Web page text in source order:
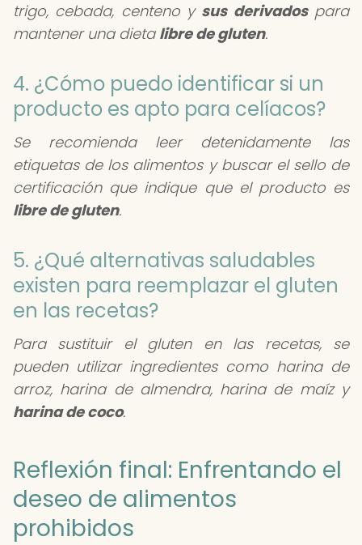
trigo, cebada, centeno y sus derivadospara
mantener una dieta libre de gluten.
4. ¿Cómo puedo identificar si un
producto es apto para celíacos?
Se recomienda leer detenidamente las
etiquetas de los alimentos y buscar el sello de
certificación que indique que el producto es
libre de gluten.
5. ¿Qué alternativas saludables
existen para reemplazar el gluten
en las recetas?
Para sustituir el gluten en las recetas, se
pueden utilizar ingredientes como harina de
arroz, harina de almendra, harina de maíz y
harina de coco.
Reflexión final: Enfrentando el
deseo de alimentos
prohibidos